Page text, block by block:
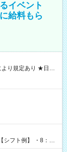
イベント
給料もら
GET♪ お仕事後はコ
試